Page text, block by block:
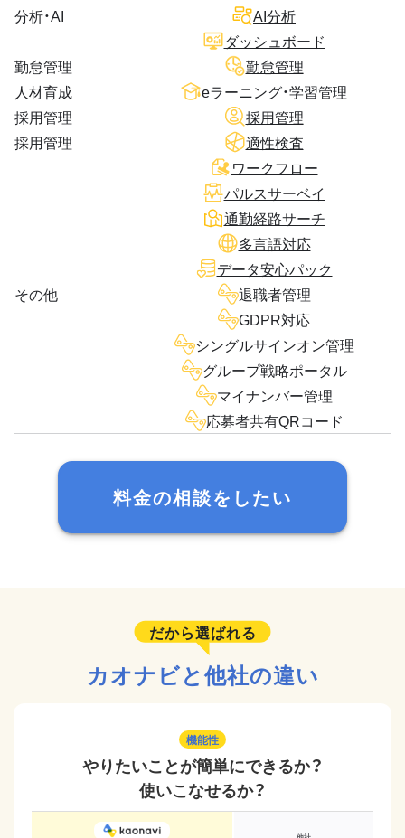
分析・AI
AI分析
ダッシュボード
勤怠管理
勤怠管理
人材育成
eラーニング・学習管理
採用管理
採用管理
採用管理
適性検査
その他
ワークフロー
パルスサーベイ
通勤経路サーチ
多言語対応
データ安心パック
退職者管理
GDPR対応
シングルサインオン管理
グループ戦略ポータル
マイナンバー管理
応募者共有QRコード
料金の相談をしたい
だから選ばれる
カオナビと他社の違い
機能性
やりたいことが簡単にできるか？
使いこなせるか？